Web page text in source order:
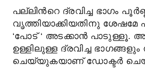
പല്ലിന്റെ ദ്രവിച്ച ഭാഗം പൂര്
വൃത്തിയാക്കിയതിനു ശേഷമേ
‘പോട് ‘ അടക്കാന് പാടുള്ളൂ.
ഉള്ളിലുള്ള ദ്രവിച്ച ഭാഗങ്ങളും
ചെയ്യുകയാണ് ഡോക്ടര്